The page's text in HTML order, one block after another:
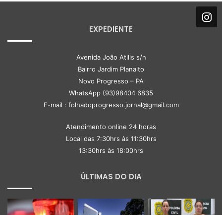
EXPEDIENTE
Avenida João Atilis s/n
Bairro Jardim Planalto
Novo Progresso – PA
WhatsApp (93)98404 6835
E-mail : folhadoprogresso.jornal@gmail.com
Atendimento online 24 horas
Local das 7:30hrs às 11:30hrs
13:30hrs às 18:00hrs
ÚLTIMAS DO DIA